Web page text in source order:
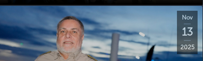
Nov
13
2025